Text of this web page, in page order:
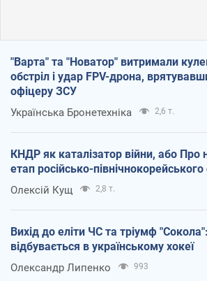
"Варта" та "Новатор" витримали
обстріл і удар FPV-дрона,
офіцеру ЗСУ
Українська Бронетехніка 2,6 т.
КНДР як каталізатор війни, або Про
етап російсько-
Олексій Кущ 2,8 т.
Вихід до еліти ЧС та тріумф
відбувається в українському хокеї
Олександр Липенко 993